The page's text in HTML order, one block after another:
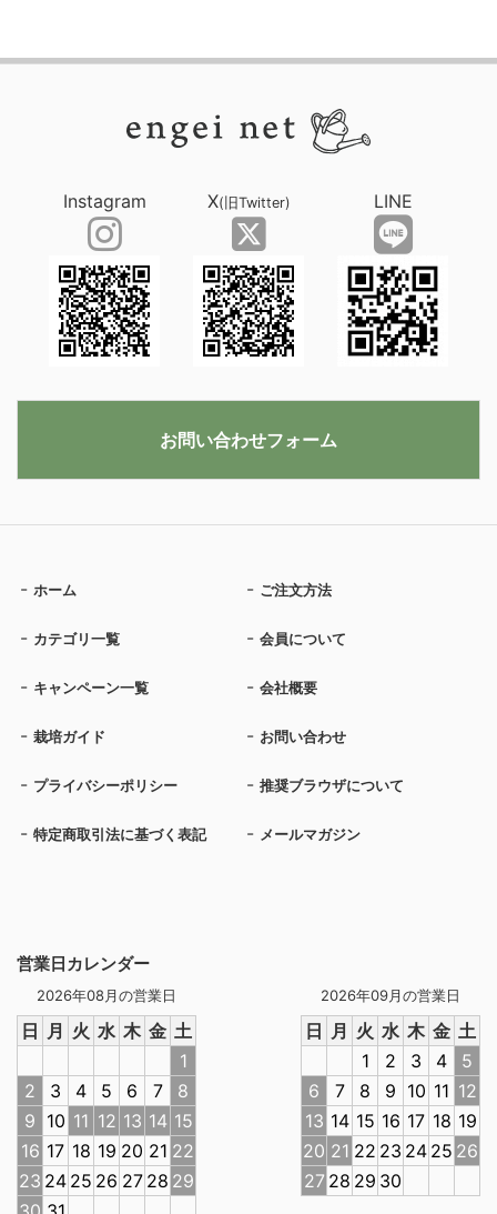
営業日カレンダー
2026年08月の営業日
日 月 火 水 木 金 土
1
2
3 4 5 6 7
8
9 10 11 12 13 14 15
16 17 18 19 20 21 22
23 24 25 26 27 28 29
2026年09月の営業日
日 月 火 水 木 金 土
1
2 3 4
5
6
7 8 9 10 11 12
13 14 15 16 17 18 19
20 21 22 23 24 25 26
27 28 29 30
ホーム ご注文方法
カテゴリ一覧 会員について
キャンペーン一覧 会社概要
栽培ガイド お問い合わせ
プライバシーポリシー 推奨ブラウザについて
特定商取引法に基づく表記 メールマガジン
Instagram X(旧Twitter) LINE
お問い合わせフォーム